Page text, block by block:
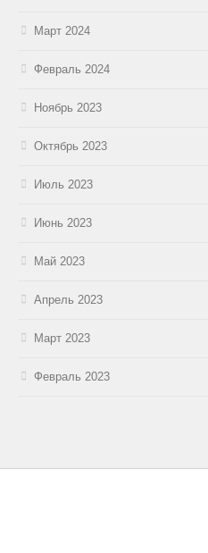
Март 2024
Февраль 2024
Ноябрь 2023
Октябрь 2023
Июль 2023
Июнь 2023
Май 2023
Апрель 2023
Март 2023
Февраль 2023